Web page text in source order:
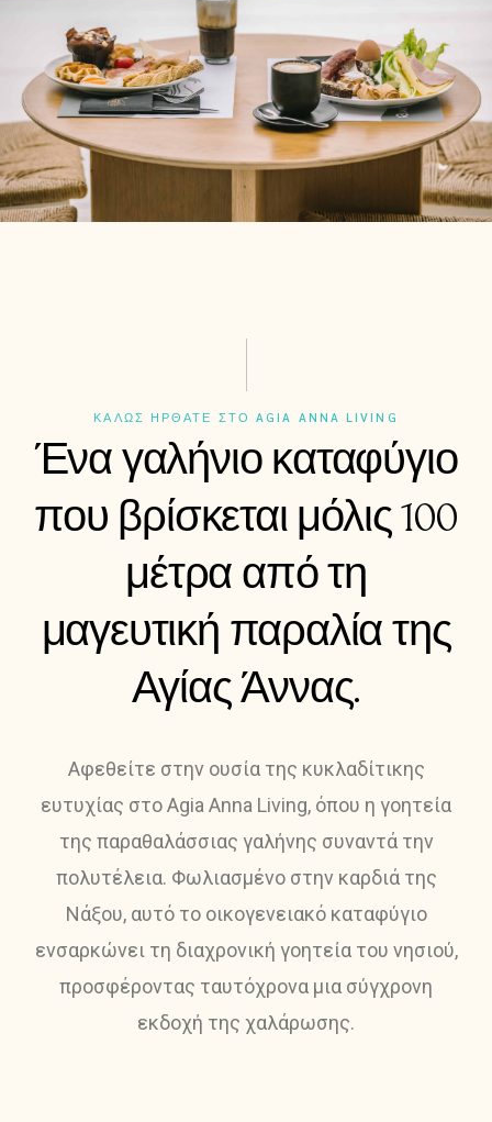
ΚΑΛΩΣ ΗΡΘΑΤΕ ΣΤΟ AGIA ANNA LIVING
Ένα γαλήνιο καταφύγιο
που βρίσκεται μόλις 100
μέτρα από τη
μαγευτική παραλία της
Αγίας Άννας.
Αφεθείτε στην ουσία της κυκλαδίτικης
ευτυχίας στο Agia Anna Living, όπου η γοητεία
της παραθαλάσσιας γαλήνης συναντά την
πολυτέλεια. Φωλιασμένο στην καρδιά της
Νάξου, αυτό το οικογενειακό καταφύγιο
ενσαρκώνει τη διαχρονική γοητεία του νησιού,
προσφέροντας ταυτόχρονα μια σύγχρονη
εκδοχή της χαλάρωσης.